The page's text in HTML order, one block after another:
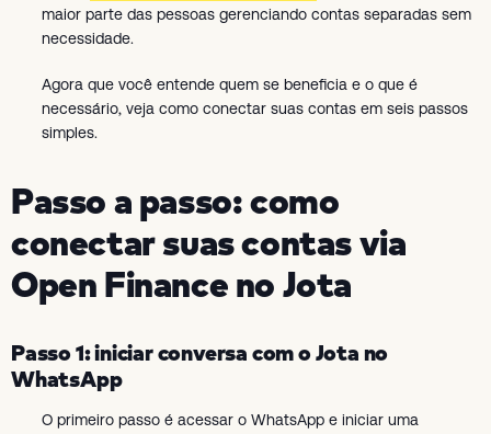
maior parte das pessoas gerenciando contas separadas sem
necessidade.
Agora que você entende quem se beneficia e o que é
necessário, veja como conectar suas contas em seis passos
simples.
Passo a passo: como
conectar suas contas via
Open Finance no Jota
Passo 1: iniciar conversa com o Jota no
WhatsApp
O primeiro passo é acessar o WhatsApp e iniciar uma